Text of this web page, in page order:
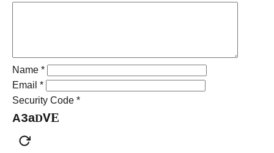
Name *
Email *
Security Code *
A3aDVE